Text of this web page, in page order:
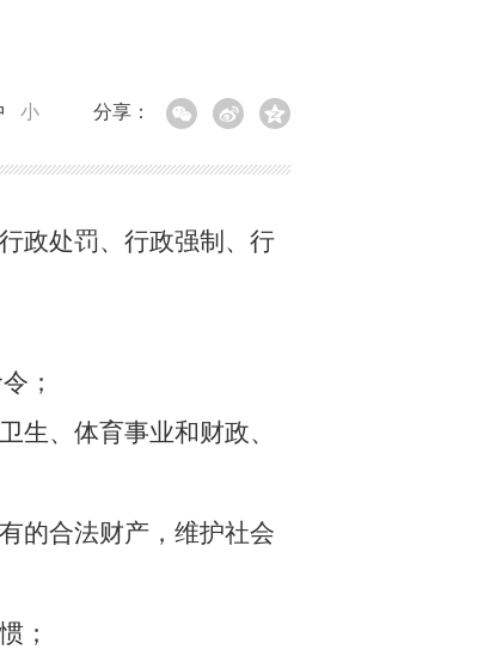
分享：
小
政处罚、行政强制、行
；
、体育事业和财政、
的合法财产，维护社会
；